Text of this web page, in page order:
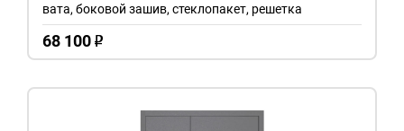
68 100 o
вата, боковой зашив, стеклопакет, решетка